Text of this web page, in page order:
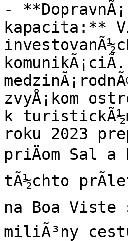
-
kapacita:**
zvyÅ¡kom
k
roku 2023
priÄom Sal
tÃ½chto
na Boa Viste
miliÃ³ny